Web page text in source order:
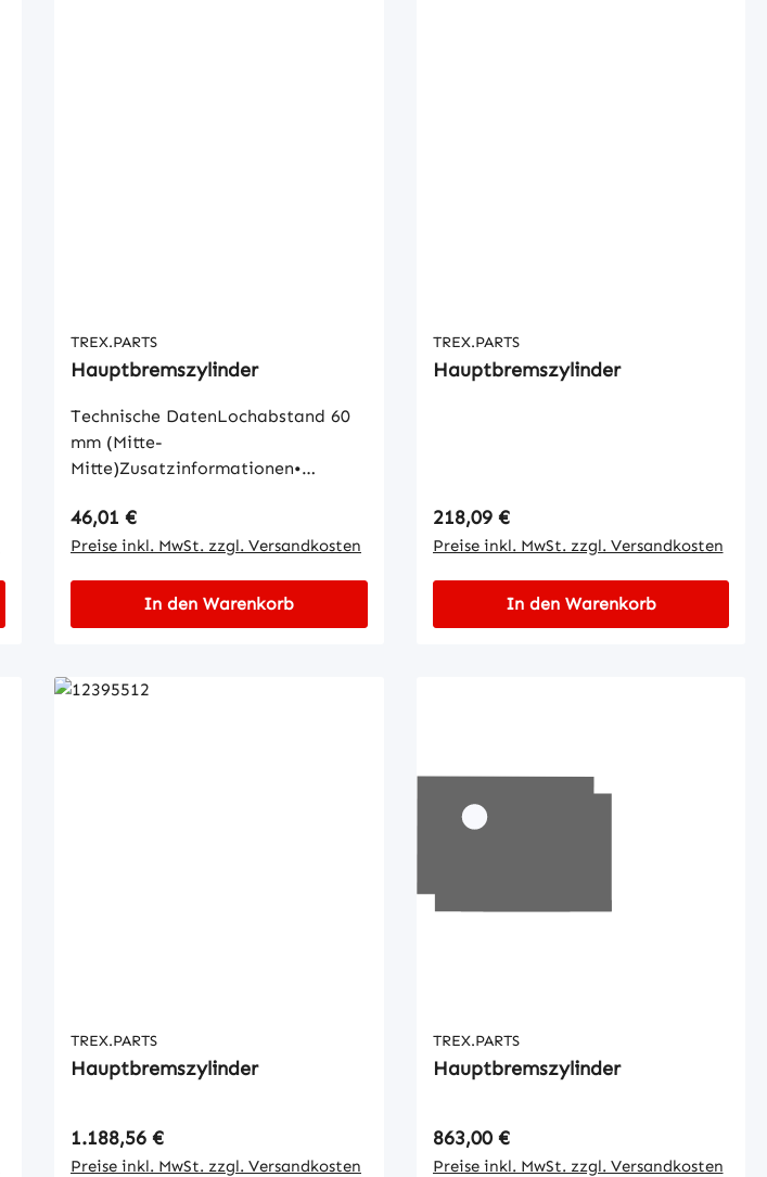
TREX.PARTS
Hauptbremszylinder
Technische DatenLochabstand 60
mm (Mitte-
Mitte)Zusatzinformationen•
3/4" (19,05 mm)
Regulärer Preis:
46,01 €
Preise inkl. MwSt. zzgl. Versandkosten
In den Warenkorb
TREX.PARTS
Hauptbremszylinder
Regulärer Preis:
218,09 €
Preise inkl. MwSt. zzgl. Versandkosten
In den Warenkorb
TREX.PARTS
Hauptbremszylinder
Regulärer Preis:
1.188,56 €
Preise inkl. MwSt. zzgl. Versandkosten
TREX.PARTS
Hauptbremszylinder
Regulärer Preis:
863,00 €
Preise inkl. MwSt. zzgl. Versandkosten